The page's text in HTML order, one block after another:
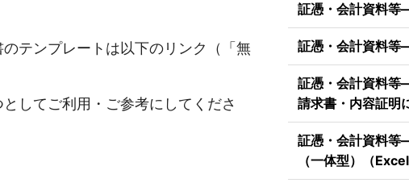
テンプレートは以下のリンク（「無
してご利用・ご参考にしてくださ
証憑・会計資料等
証憑・会計資料等
証憑・会計資料
請求書・内容証明
証憑・会計資料
（一体型）（Excel